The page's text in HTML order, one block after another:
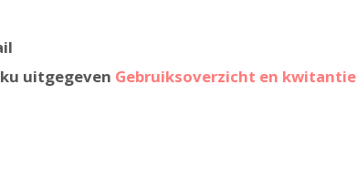
uitgegeven Gebruiksoverzicht en kwitantie